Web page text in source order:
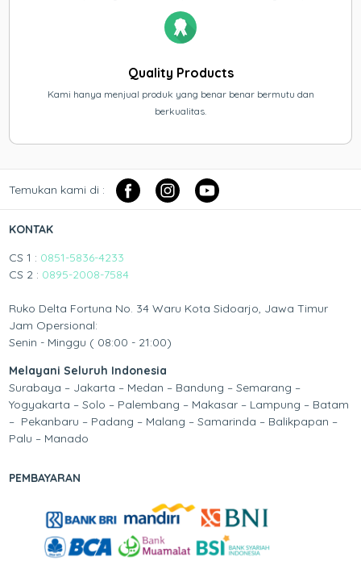
Quality Products
Kami hanya menjual produk yang benar benar bermutu dan
berkualitas.
Temukan kami di :
KONTAK
CS 1 : 0851-5836-4233
CS 2 : 0895-2008-7584
Ruko Delta Fortuna No. 34 Waru Kota Sidoarjo, Jawa Timur
Jam Opersional:
Senin - Minggu ( 08:00 - 21:00)
Melayani Seluruh Indonesia
Surabaya – Jakarta – Medan – Bandung – Semarang –
Yogyakarta – Solo – Palembang – Makasar – Lampung – Batam
– Pekanbaru – Padang – Malang – Samarinda – Balikpapan –
Palu – Manado
PEMBAYARAN